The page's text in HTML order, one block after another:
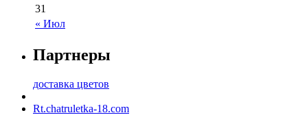
« Июл
31
Партнеры
доставка цветов
Rt.chatruletka-18.com